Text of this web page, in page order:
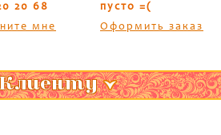
20 68
мне
пусто =(
Оформить заказ